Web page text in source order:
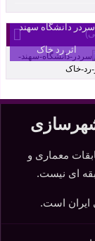
سردر دانشگاه سهند
اثر رد خاک
معماری و
ای نیست.
ایران است.